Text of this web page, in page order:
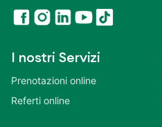
I nostri Servizi
Prenotazioni online
Referti online